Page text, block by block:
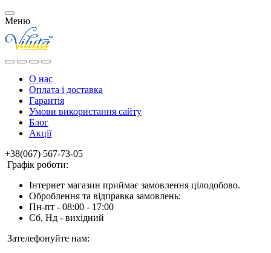
Меню
О нас
Оплата і доставка
Гарантія
Умови використання сайту
Блог
Акції
+38(067) 567-73-05
Графік роботи:
Інтернет магазин приймає замовлення цілодобово.
Оброблення та відправка замовлень:
Пн-пт - 08:00 - 17:00
Сб, Нд - вихідний
Зателефонуйте нам: